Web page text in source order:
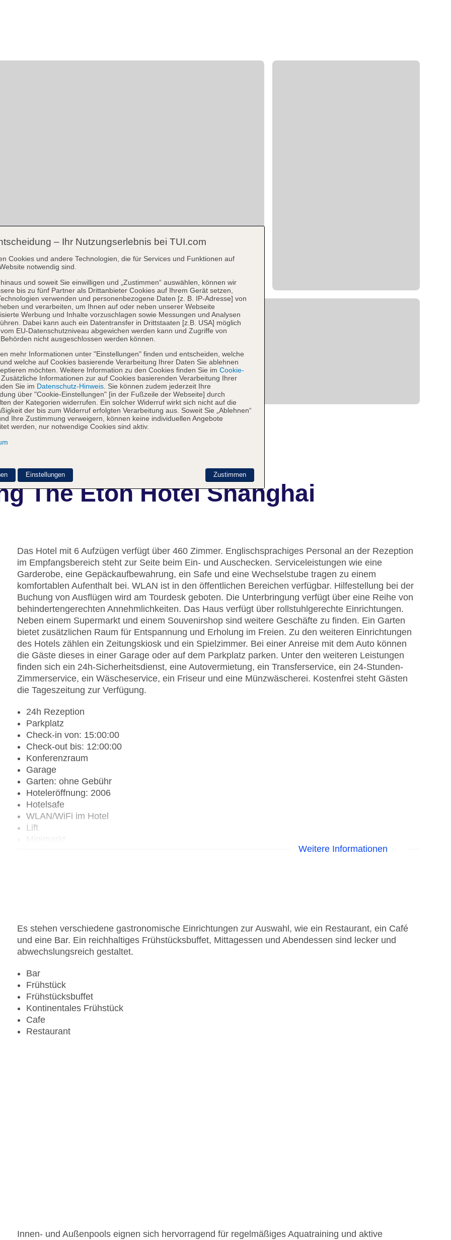
The Eton Hotel Shanghai
Das Hotel mit 6 Aufzügen verfügt über 460 Zimmer. Englischsprachiges Personal an der Rezeption
im Empfangsbereich steht zur Seite beim Ein- und Auschecken. Serviceleistungen wie eine
Garderobe, eine Gepäckaufbewahrung, ein Safe und eine Wechselstube tragen zu einem
komfortablen Aufenthalt bei. WLAN ist in den öffentlichen Bereichen verfügbar. Hilfestellung bei der
Buchung von Ausflügen wird am Tourdesk geboten. Die Unterbringung verfügt über eine Reihe von
behindertengerechten Annehmlichkeiten. Das Haus verfügt über rollstuhlgerechte Einrichtungen.
Neben einem Supermarkt und einem Souvenirshop sind weitere Geschäfte zu finden. Ein Garten
bietet zusätzlichen Raum für Entspannung und Erholung im Freien. Zu den weiteren Einrichtungen
des Hotels zählen ein Zeitungskiosk und ein Spielzimmer. Bei einer Anreise mit dem Auto können
die Gäste dieses in einer Garage oder auf dem Parkplatz parken. Unter den weiteren Leistungen
finden sich ein 24h-Sicherheitsdienst, eine Autovermietung, ein Transferservice, ein 24-Stunden-
Zimmerservice, ein Wäscheservice, ein Friseur und eine Münzwäscherei. Kostenfrei steht Gästen
die Tageszeitung zur Verfügung.
24h Rezeption
Parkplatz
Check-in von: 15:00:00
Check-out bis: 12:00:00
Konferenzraum
Garage
Garten: ohne Gebühr
Hoteleröffnung: 2006
Hotelsafe
WLAN/WiFi im Hotel
Lift
Landeskategorie: 5 Sterne
Weitere Informationen
Es stehen verschiedene gastronomische Einrichtungen zur Auswahl, wie ein Restaurant, ein Café
und eine Bar. Ein reichhaltiges Frühstücksbuffet, Mittagessen und Abendessen sind lecker und
abwechslungsreich gestaltet.
Bar
Frühstück
Frühstücksbuffet
Kontinentales Frühstück
Cafe
Restaurant
Innen- und Außenpools eignen sich hervorragend für regelmäßiges Aquatraining und aktive
– Ihr Nutzungserlebnis bei TUI.com
Cookies und andere Technologien, die für Services und Funktionen auf
notwendig sind.
und soweit Sie einwilligen und „Zustimmen“ auswählen, können wir
bis zu fünf Partner als Drittanbieter Cookies auf Ihrem Gerät setzen,
verwenden und personenbezogene Daten [z. B. IP-Adresse] von
und verarbeiten, um Ihnen auf oder neben unserer Webseite
Werbung und Inhalte vorzuschlagen sowie Messungen und Analysen
Dabei kann auch ein Datentransfer in Drittstaaten [z.B. USA] möglich
EU-Datenschutzniveau abgewichen werden kann und Zugriffe von
nicht ausgeschlossen werden können.
mehr Informationen unter "Einstellungen" finden und entscheiden, welche
welche auf Cookies basierende Verarbeitung Ihrer Daten Sie ablehnen
möchten. Weitere Information zu den Cookies finden Sie im Cookie-
. Zusätzliche Informationen zur auf Cookies basierenden Verarbeitung Ihrer
Sie im Datenschutz-Hinweis . Sie können zudem jederzeit Ihre
über "Cookie-Einstellungen" [in der Fußzeile der Webseite] durch
der Kategorien widerrufen. Ein solcher Widerruf wirkt sich nicht auf die
der bis zum Widerruf erfolgten Verarbeitung aus. Soweit Sie „Ablehnen“
Ihre Zustimmung verweigern, können keine individuellen Angebote
werden, nur notwendige Cookies sind aktiv.
Zustimmen
Einstellungen